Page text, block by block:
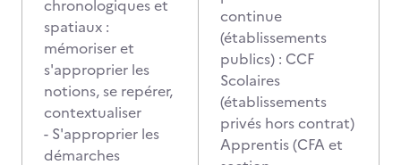
chronologiques et
spatiaux :
mémoriser et
s'approprier les
notions, se repérer,
contextualiser
- S'approprier les
démarches
continue
(établissements
publics) : CCF
Scolaires
(établissements
privés hors contrat)
Apprentis (CFA et